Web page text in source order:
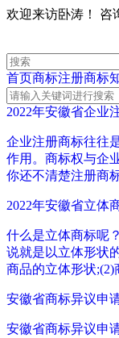
欢迎来访卧涛！ 咨
首页商标注册商标
2022年安徽省企业
企业注册商标往往
作用。商标权与企
你还不清楚注册商
2022年安徽省立体
什么是立体商标呢
说就是以立体形状
商品的立体形状
安徽省商标异议申
安徽省商标异议申